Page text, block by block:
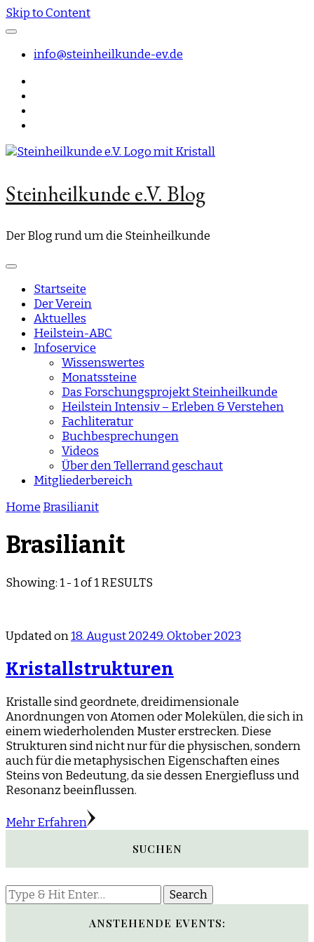
Skip to Content
info@steinheilkunde-ev.de
Steinheilkunde e.V. Blog
Der Blog rund um die Steinheilkunde
Startseite
Der Verein
Aktuelles
Heilstein-ABC
Infoservice
Wissenswertes
Monatssteine
Das Forschungsprojekt Steinheilkunde
Heilstein Intensiv – Erleben & Verstehen
Fachliteratur
Buchbesprechungen
Videos
Über den Tellerrand geschaut
Mitgliederbereich
Home Brasilianit
Brasilianit
Showing: 1 - 1 of 1 RESULTS
Updated on18. August 20249. Oktober 2023
Kristallstrukturen
Kristalle sind geordnete, dreidimensionale
Anordnungen von Atomen oder Molekülen, die sich in
einem wiederholenden Muster erstrecken. Diese
Strukturen sind nicht nur für die physischen, sondern
auch für die metaphysischen Eigenschaften eines
Steins von Bedeutung, da sie dessen Energiefluss und
Resonanz beeinflussen.
Mehr Erfahren
SUCHEN
Looking
for
ANSTEHENDE EVENTS: